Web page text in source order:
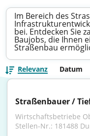
Im Bereich des
bei. Entdecken Sie
Baujobs, die Ihnen
Straßenbau
Relevanz Datum
Straßenbauer /
Wirtschaftsbetriebe
Stellen-Nr.: 181488